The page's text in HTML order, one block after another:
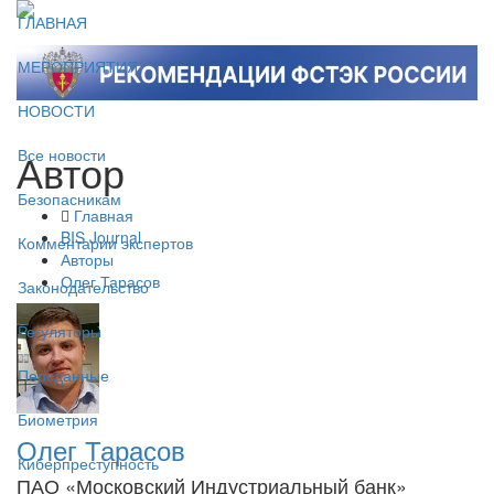
ГЛАВНАЯ
МЕРОПРИЯТИЯ
НОВОСТИ
Все новости
Безопасникам
Комментарии экспертов
Законодательство
Регуляторы
Персданные
Биометрия
Киберпреступность
Автор
Главная
BIS Journal
Авторы
Олег Тарасов
Олег Тарасов
ПАО «Московский Индустриальный банк»